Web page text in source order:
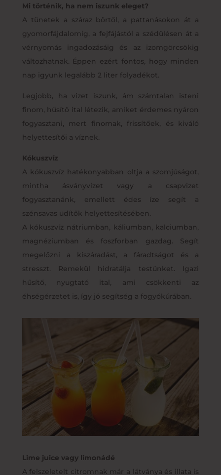
Mi történik, ha nem iszunk eleget?
A tünetek a száraz bőrtől, a pattanásokon át a
gyomorfájdalomig, a fejfájástól a szédülésen át a
vérnyomás ingadozásáig és az izomgörcsökig
változhatnak. Éppen ezért fontos, hogy minden
nap igyunk legalább 2 liter folyadékot.
Legjobb, ha vizet iszunk, ám számtalan isteni
finom, hűsítő ital létezik, amiket érdemes nyáron
fogyasztani, mert finomak, frissítőek, és kiváló
helyettesítői a víznek.
Kókuszvíz
A kókuszvíz hatékonyabban oltja a szomjúságot,
mintha ásványvizet vagy a csapvizet
fogyasztanánk, emellett édes íze segít a
szénsavas üdítők helyettesítésében.
A kókuszvíz nátriumban, káliumban, kalciumban,
magnéziumban és foszforban gazdag. Segít
megelőzni a kiszáradást, a fáradtságot és a
stresszt. Remekül hidratálja testünket. Igazi
hűsítő, nyugtató ital, ami csökkenti az
éhségérzetet is, így jó segítség a fogyókúrában.
Lime juice vagy limonádé
A felszeletelt citromnak már a látványa és illata is